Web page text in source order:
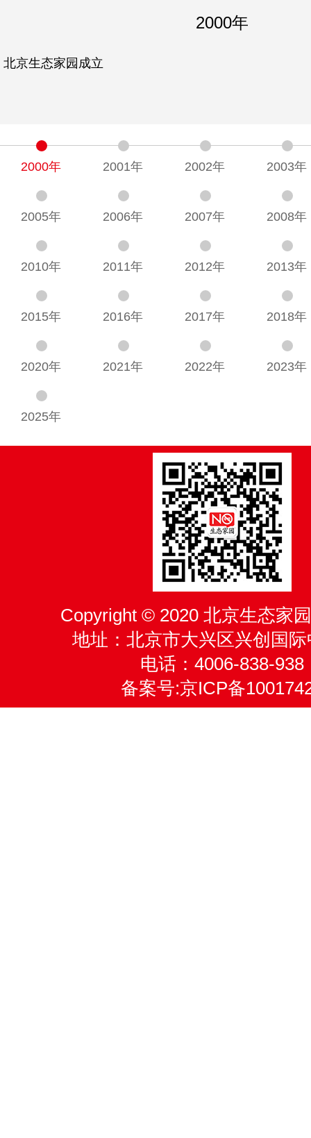
2000年
北京生态家园成立
2000年 2001年 2002年 2003年
2005年 2006年 2007年 2008年
2010年 2011年 2012年 2013年
2015年 2016年 2017年 2018年
2020年 2021年 2022年 2023年
2025年
Copyright © 2020 北京生态家
地址：北京市大兴区兴创国
电话：4006-838-938
备案号:京ICP备